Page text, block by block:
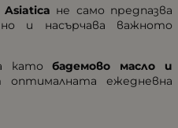
не само предпазва
и насърчава важното
катобадемово масло и
оптималната ежедневна